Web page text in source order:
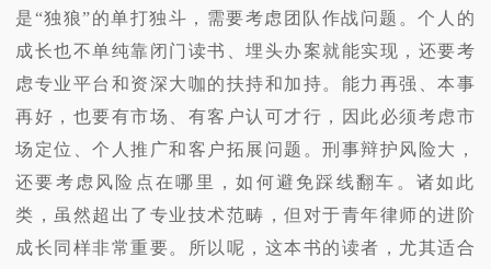
是“独狼”的单打独斗，需要考虑团队作战问题。个人的
成长也不单纯靠闭门读书、埋头办案就能实现，还要考
虑专业平台和资深大咖的扶持和加持。能力再强、本事
再好，也要有市场、有客户认可才行，因此必须考虑市
场定位、个人推广和客户拓展问题。刑事辩护风险大，
还要考虑风险点在哪里，如何避免踩线翻车。诸如此
类，虽然超出了专业技术范畴，但对于青年律师的进阶
成长同样非常重要。所以呢，这本书的读者，尤其适合